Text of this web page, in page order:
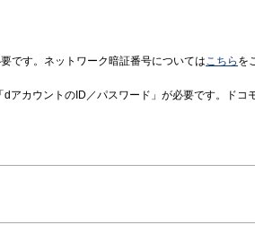
です。ネットワーク暗証番号についてはこちら を
アカウントのID／パスワード」が必要です。ドコ